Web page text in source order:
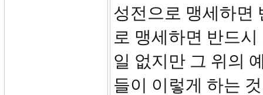
성전으로 맹세하면
로 맹세하면 반드
일 없지만 그 위의
들이 이렇게 하는